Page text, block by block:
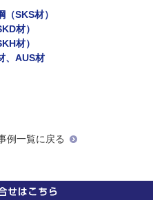
SKS材）
材）
材）
、AUS材
例一覧に戻る